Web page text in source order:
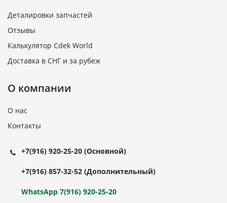
Деталировки запчастей
Отзывы
Калькулятор Cdek World
Доставка в СНГ и за рубеж
О компании
О нас
Контакты
+7(916) 920-25-20 (Основной)
+7(916) 857-32-52 (Дополнительный)
WhatsApp 7(916) 920-25-20